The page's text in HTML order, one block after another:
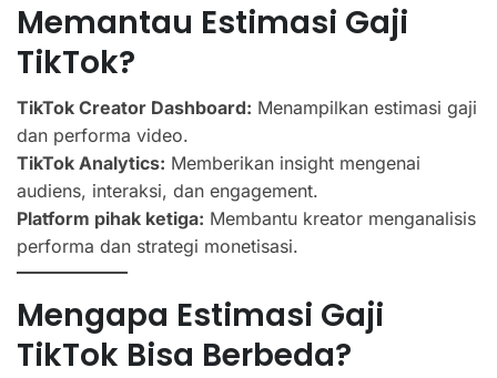
Memantau Estimasi Gaji
TikTok?
TikTok Creator Dashboard: Menampilkan estimasi gaji
dan performa video.
TikTok Analytics: Memberikan insight mengenai
audiens, interaksi, dan engagement.
Platform pihak ketiga: Membantu kreator menganalisis
performa dan strategi monetisasi.
Mengapa Estimasi Gaji
TikTok Bisa Berbeda?